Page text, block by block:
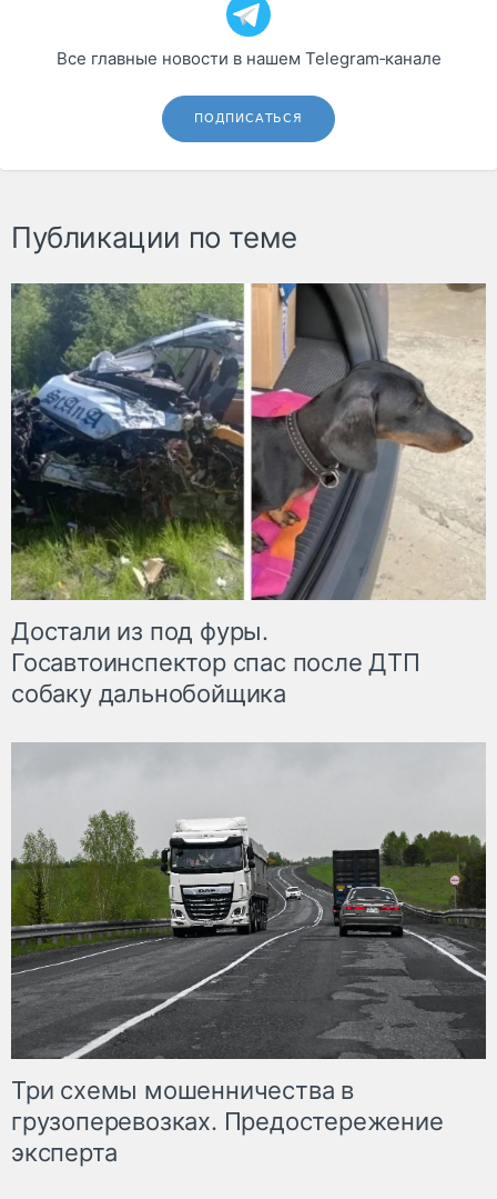
Все главные новости в нашем Telegram‑канале
ПОДПИСАТЬСЯ
Публикации по теме
Достали из под фуры.
Госавтоинспектор спас после ДТП
собаку дальнобойщика
Три схемы мошенничества в
грузоперевозках. Предостережение
эксперта